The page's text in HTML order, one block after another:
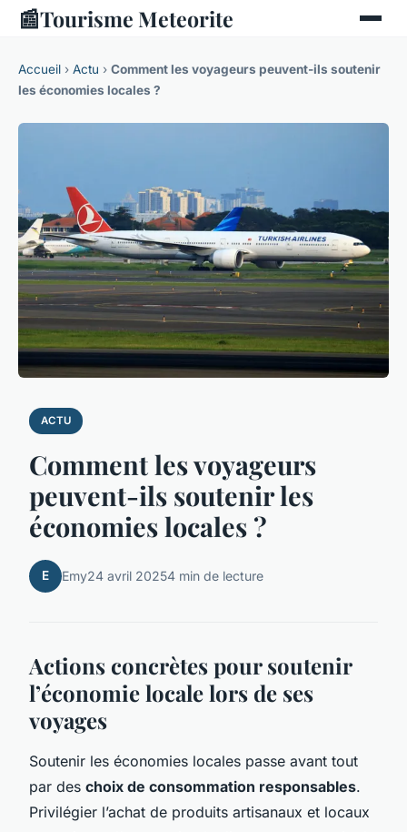
📰Tourisme Meteorite
Accueil › Actu › Comment les voyageurs peuvent-ils soutenir
les économies locales ?
ACTU
Comment les voyageurs
peuvent-ils soutenir les
économies locales ?
E Emy24 avril 20254 min de lecture
Actions concrètes pour soutenir
l’économie locale lors de ses
voyages
Soutenir les économies locales passe avant tout
par des choix de consommation responsables.
Privilégier l’achat de produits artisanaux et locaux